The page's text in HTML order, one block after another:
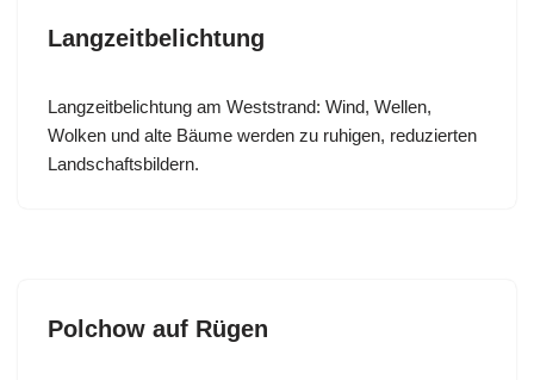
Langzeitbelichtung
Langzeitbelichtung am Weststrand: Wind, Wellen,
Wolken und alte Bäume werden zu ruhigen, reduzierten
Landschaftsbildern.
Polchow auf Rügen